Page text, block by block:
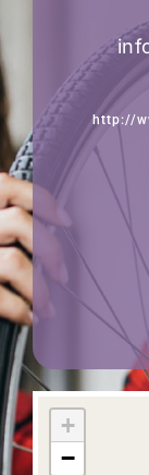
http://
+
−